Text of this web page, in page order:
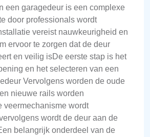
een garagedeur is een complexe
door professionals wordt
vereist nauwkeurigheid en
ervoor te zorgen dat de deur
en veilig isDe eerste stap is het
en het selecteren van een
Vervolgens worden de oude
nieuwe rails worden
veermechanisme wordt
wordt de deur aan de
belangrijk onderdeel van de